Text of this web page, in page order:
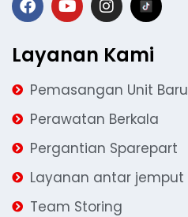
Layanan Kami
Pemasangan Unit Baru
Perawatan Berkala
Pergantian Sparepart
Layanan antar jemput
Team Storing